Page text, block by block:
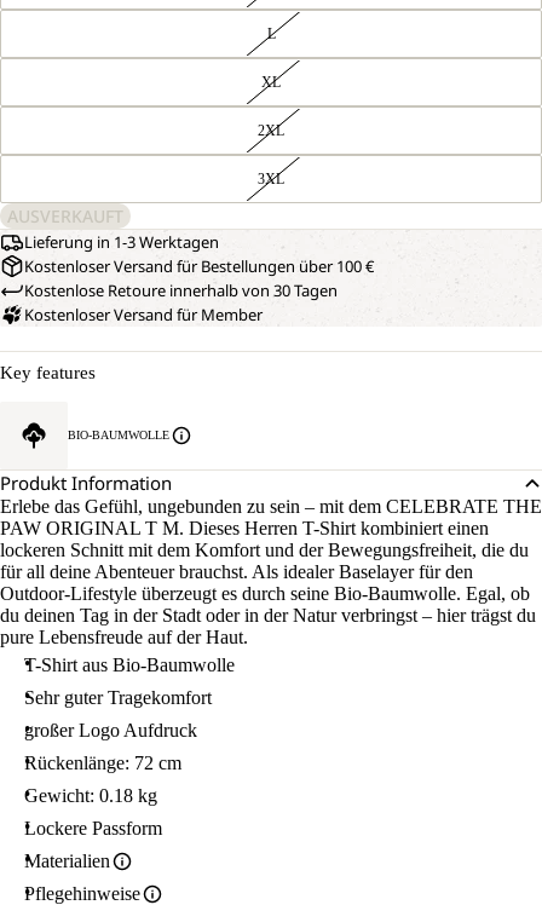
L
XL
2XL
3XL
AUSVERKAUFT
Lieferung in 1-3 Werktagen
Kostenloser Versand für Bestellungen über 100 €
Kostenlose Retoure innerhalb von 30 Tagen
Kostenloser Versand für Member
Key features
BIO-BAUMWOLLE
Produkt Information
Erlebe das Gefühl, ungebunden zu sein – mit dem CELEBRATE THE
PAW ORIGINAL T M. Dieses Herren T-Shirt kombiniert einen
lockeren Schnitt mit dem Komfort und der Bewegungsfreiheit, die du
für all deine Abenteuer brauchst. Als idealer Baselayer für den
Outdoor-Lifestyle überzeugt es durch seine Bio-Baumwolle. Egal, ob
du deinen Tag in der Stadt oder in der Natur verbringst – hier trägst du
pure Lebensfreude auf der Haut.
T-Shirt aus Bio-Baumwolle
Sehr guter Tragekomfort
großer Logo Aufdruck
Rückenlänge: 72 cm
Gewicht: 0.18 kg
Lockere Passform
Materialien
Pflegehinweise